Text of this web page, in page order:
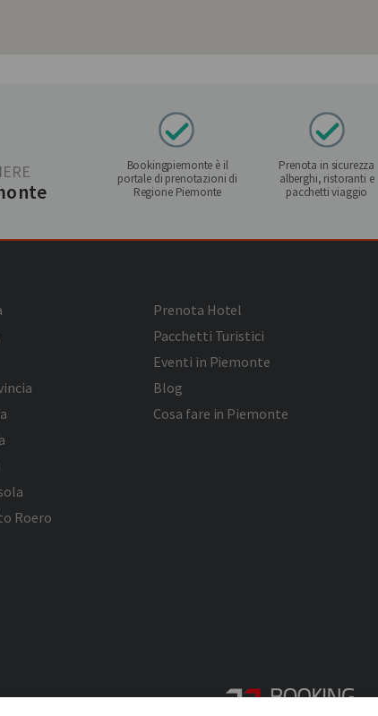
Bookingpiemonte è il
portale di prenotazioni di
Regione Piemonte
Prenota in sicurezza
alberghi, ristoranti e
pacchetti viaggio
Roero
Prenota Hotel
Pacchetti Turistici
Eventi in Piemonte
Blog
Cosa fare in Piemonte